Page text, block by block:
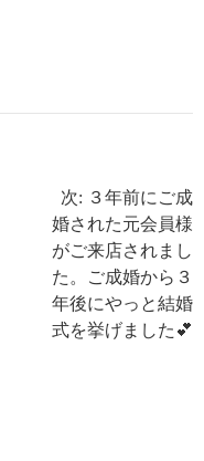
次: ３年前にご成
婚された元会員様
がご来店されまし
た。ご成婚から３
年後にやっと結婚
式を挙げました💕